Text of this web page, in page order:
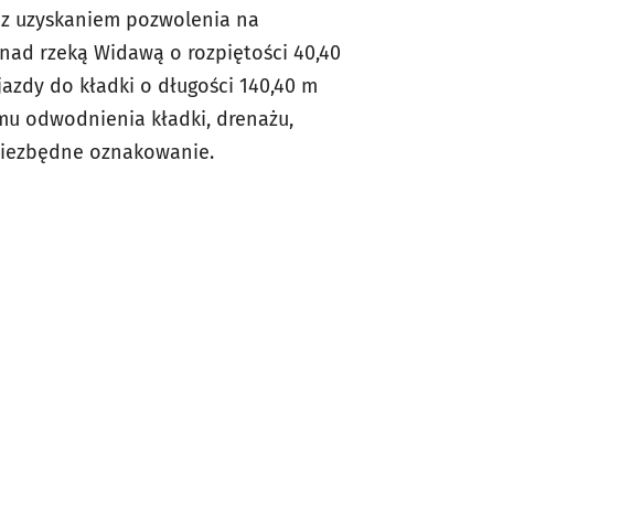
uzyskaniem pozwolenia na
rzeką Widawą o rozpiętości 40,40
do kładki o długości 140,40 m
odwodnienia kładki, drenażu,
oznakowanie.